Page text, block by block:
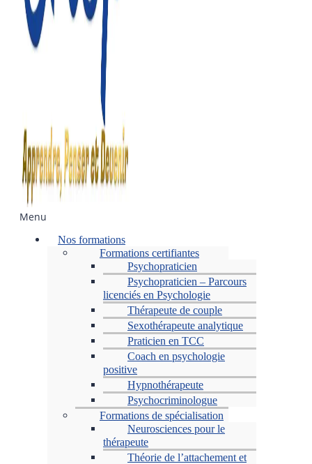
Menu
Nos formations
Formations certifiantes
Psychopraticien
Psychopraticien – Parcours
licenciés en Psychologie
Thérapeute de couple
Sexothérapeute analytique
Praticien en TCC
Coach en psychologie
positive
Hypnothérapeute
Psychocriminologue
Formations de spécialisation
Neurosciences pour le
thérapeute
Théorie de l’attachement et